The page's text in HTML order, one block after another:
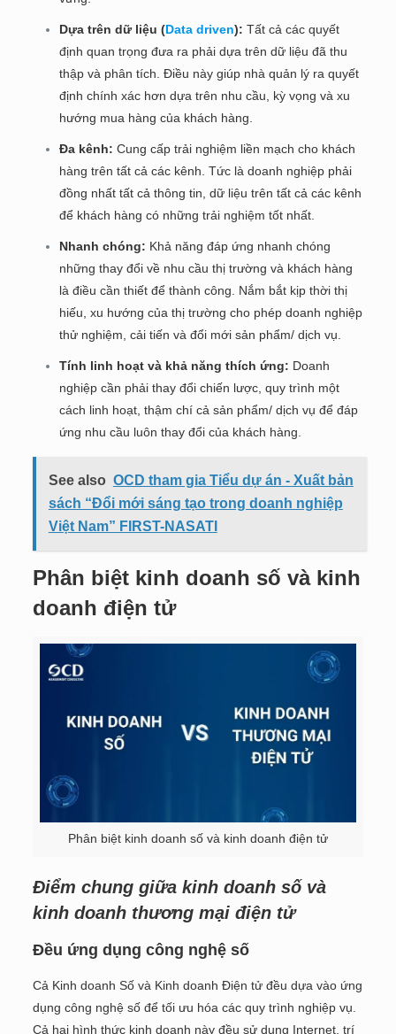
Dựa trên dữ liệu (Data driven): Tất cả các quyết
định quan trọng đưa ra phải dựa trên dữ liệu đã thu
thập và phân tích. Điều này giúp nhà quản lý ra quyết
định chính xác hơn dựa trên nhu cầu, kỳ vọng và xu
hướng mua hàng của khách hàng.
Đa kênh: Cung cấp trải nghiệm liền mạch cho khách
hàng trên tất cả các kênh. Tức là doanh nghiệp phải
đồng nhất tất cả thông tin, dữ liệu trên tất cả các kênh
để khách hàng có những trải nghiệm tốt nhất.
Nhanh chóng: Khả năng đáp ứng nhanh chóng
những thay đổi về nhu cầu thị trường và khách hàng
là điều cần thiết để thành công. Nắm bắt kịp thời thị
hiếu, xu hướng của thị trường cho phép doanh nghiệp
thử nghiệm, cải tiến và đổi mới sản phẩm/ dịch vụ.
Tính linh hoạt và khả năng thích ứng: Doanh
nghiệp cần phải thay đổi chiến lược, quy trình một
cách linh hoạt, thậm chí cả sản phẩm/ dịch vụ để đáp
ứng nhu cầu luôn thay đổi của khách hàng.
See also OCD tham gia Tiểu dự án - Xuất bản
sách “Đổi mới sáng tạo trong doanh nghiệp
Việt Nam” FIRST-NASATI
Phân biệt kinh doanh số và kinh
doanh điện tử
Phân biệt kinh doanh số và kinh doanh điện tử
Điểm chung giữa kinh doanh số và
kinh doanh thương mại điện tử
Đều ứng dụng công nghệ số
Cả Kinh doanh Số và Kinh doanh Điện tử đều dựa vào ứng
dụng công nghệ số để tối ưu hóa các quy trình nghiệp vụ.
Cả hai hình thức kinh doanh này đều sử dụng Internet, trí